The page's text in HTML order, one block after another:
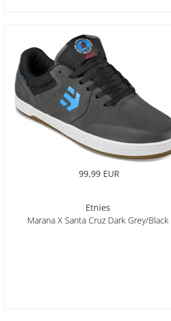
99,99 EUR
Etnies
Marana X Santa Cruz Dark Grey/Black